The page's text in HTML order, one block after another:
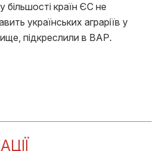
більшості країн ЄС не
українських аграріїв у
підкреслили в ВАР.